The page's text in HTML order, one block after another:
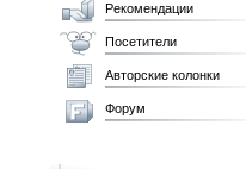
Рекомендации
Посетители
Авторские колонки
Форум